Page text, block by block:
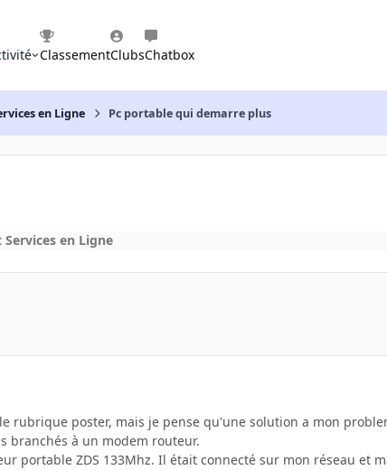
ClassementClubsChatbox
en Ligne Pc portable qui demarre plus
en Ligne
rubrique poster, mais je pense qu'une solution a mon
branchés à un modem routeur.
portable ZDS 133Mhz. Il était connecté sur mon réseau et